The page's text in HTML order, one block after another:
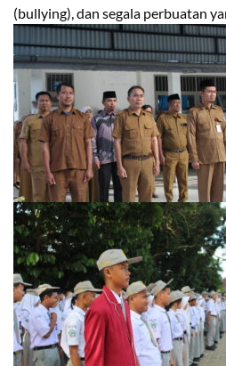
(bullying), dan segala perbuatan